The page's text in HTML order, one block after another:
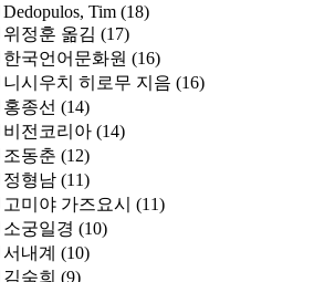
Dedopulos, Tim (18)
위정훈 옮김 (17)
한국언어문화원 (16)
니시우치 히로무 지음 (16)
홍종선 (14)
비전코리아 (14)
조동춘 (12)
정형남 (11)
고미야 가즈요시 (11)
소궁일경 (10)
서내계 (10)
김숙희 (9)